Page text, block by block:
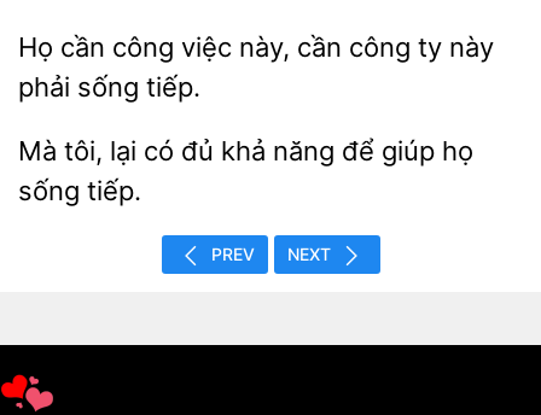
Họ cần công việc
ty này
phải sống tiếp.
tôi, lại đủ khả
để giúp họ
sống tiếp.
PREV NEXT